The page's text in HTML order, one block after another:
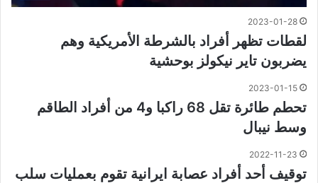
2023-01-28
لقطات تظهر أفراد بالشرطة الأمريكية وهم
يضربون تاير نيكولز بوحشية
2023-01-15
تحطم طائرة تقل 68 راكبا و4 من أفراد الطاقم
وسط نيبال
2022-11-23
توقيف أحد أفراد عصابة ايرانية تقوم بعمليات سلب